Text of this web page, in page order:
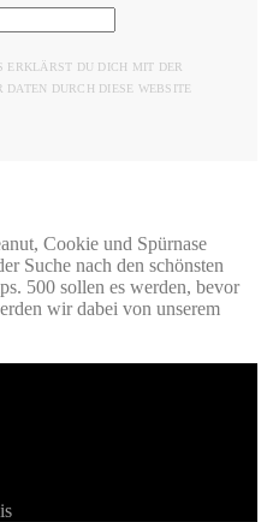
ERKLÄRST DU DICH MIT DER
DATEN DURCH DIESE WEBSITE
Cookie und Spürnase
Suche nach den schönsten
500 sollen es werden, bevor
wir dabei von unserem